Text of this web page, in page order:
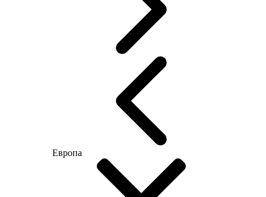
Европа